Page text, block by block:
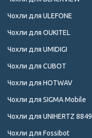
Чохли для ULEFONE
Чохли для OUKITEL
Чохли для UMIDIGI
Чохли для CUBOT
Чохли для HOTWAV
Чохли для SIGMA Mobile
Чохли для UNIHERTZ 8849
Чохли для Fossibot